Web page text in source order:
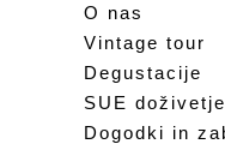
O nas
Vintage tour
Degustacije
SUE doživetje
Dogodki in